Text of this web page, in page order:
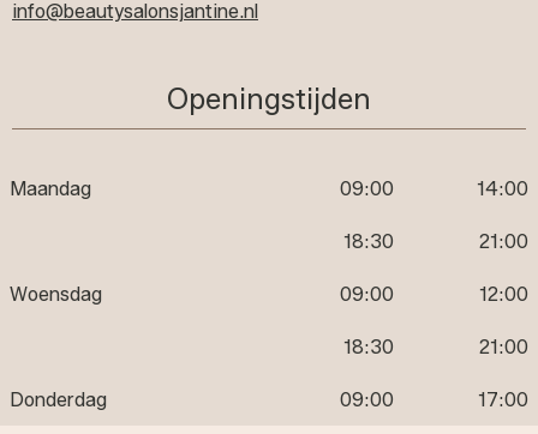
info@beautysalonsjantine.nl
Openingstijden
Maandag 09:00 14:00
18:30 21:00
Woensdag 09:00 12:00
18:30 21:00
Donderdag 09:00 17:00